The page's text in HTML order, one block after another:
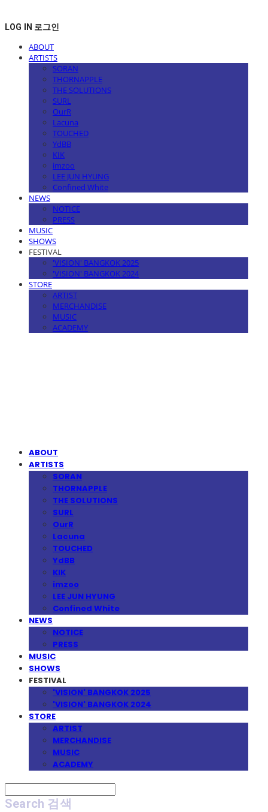
LOG IN 로그인
ABOUT
ARTISTS
SORAN
THORNAPPLE
THE SOLUTIONS
SURL
OurR
Lacuna
TOUCHED
YdBB
KIK
imzoo
LEE JUN HYUNG
Confined White
NEWS
NOTICE
PRESS
MUSIC
SHOWS
FESTIVAL
'VISION' BANGKOK 2025
'VISION' BANGKOK 2024
STORE
ARTIST
MERCHANDISE
MUSIC
ACADEMY
ABOUT
ARTISTS
SORAN
THORNAPPLE
THE SOLUTIONS
SURL
OurR
Lacuna
TOUCHED
YdBB
KIK
imzoo
LEE JUN HYUNG
Confined White
NEWS
NOTICE
PRESS
MUSIC
SHOWS
FESTIVAL
'VISION' BANGKOK 2025
'VISION' BANGKOK 2024
STORE
ARTIST
MERCHANDISE
MUSIC
ACADEMY
Search 검색